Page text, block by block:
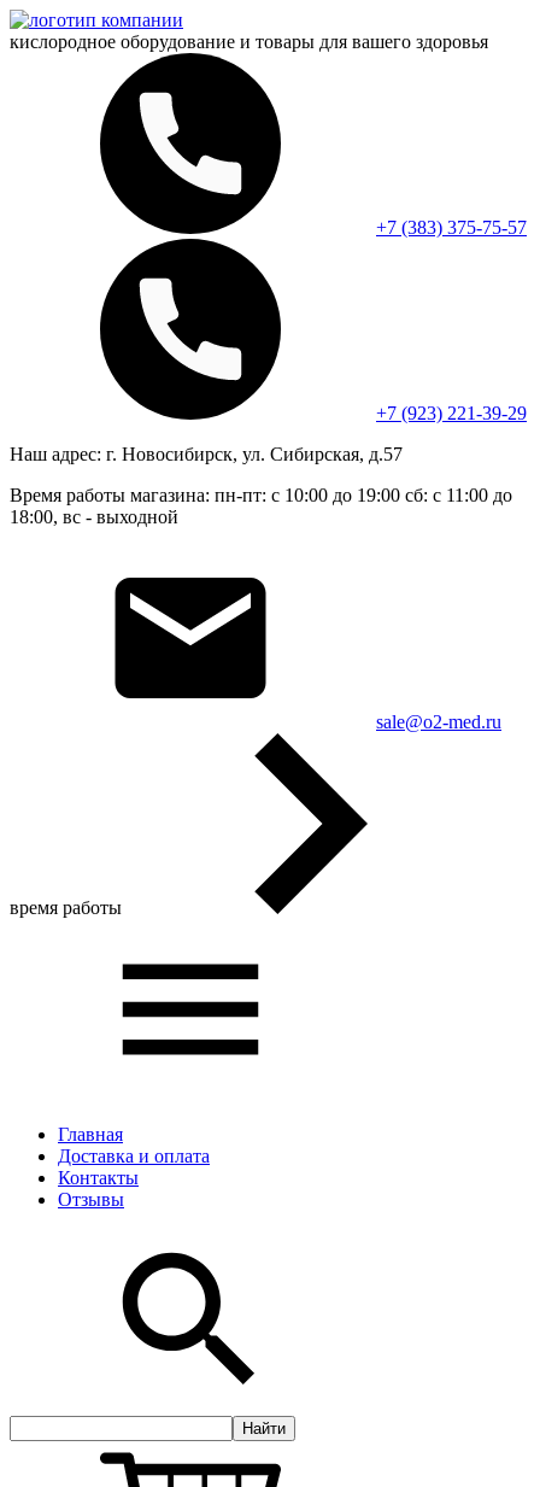
кислородное оборудование и товары для вашего здоровья
+7 (383) 375-75-57
+7 (923) 221-39-29
Наш адрес: г. Новосибирск, ул. Сибирская, д.57
Время работы магазина: пн-пт: с 10:00 до 19:00 сб: с 11:00 до
18:00, вс - выходной
sale@o2-med.ru
время работы
Главная
Доставка и оплата
Контакты
Отзывы